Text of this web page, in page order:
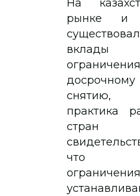
На
рынке и
досрочному
практика
стран
что
ограничения